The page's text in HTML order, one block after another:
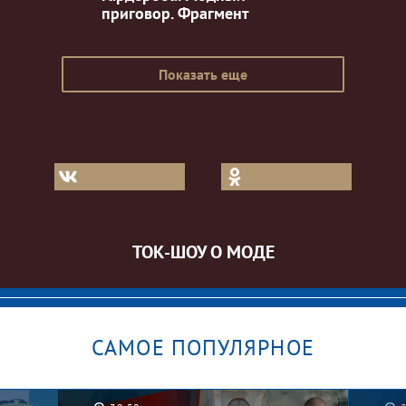
приговор. Фрагмент
Показать еще
ТОК-ШОУ О МОДЕ
САМОЕ ПОПУЛЯРНОЕ